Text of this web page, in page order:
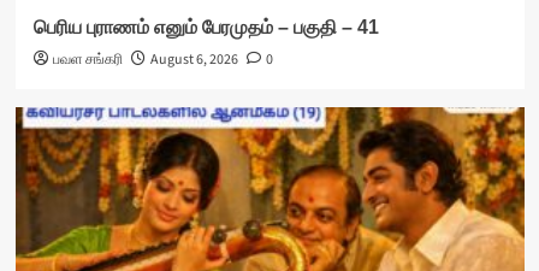
பெரிய புராணம் எனும் பேரமுதம் – பகுதி – 41
பவள சங்கரி
August 6, 2026 0